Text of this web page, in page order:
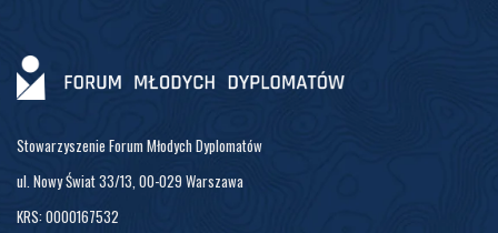
Stowarzyszenie Forum Młodych Dyplomatów
ul. Nowy Świat 33/13, 00-029 Warszawa
KRS: 0000167532